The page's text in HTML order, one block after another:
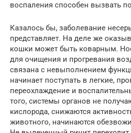
воспаления способен вызвать
Казалось бы, заболевание
представляет. На деле же
кошки может быть коварным.
для очищения и прогревания
связана с невыполнением
начинает поступать в легкие,
переохлаждение и
того, системы органов не
кислорода, снижаются
животного, начинаются